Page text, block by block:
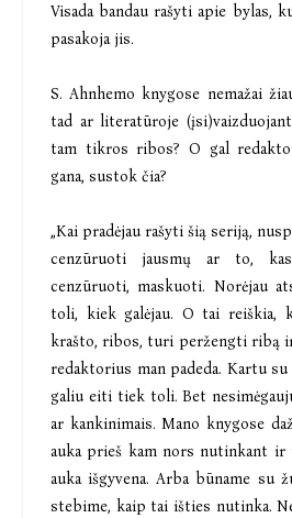
Visada bandau rašyti apie bylas,
pasakoja jis.
S. Ahnhemo knygose nemažai
tad ar literatūroje
tam tikros ribos? O gal
gana, sustok čia?
„Kai pradėjau rašyti šią seriją,
cenzūruoti jausmų ar to,
cenzūruoti, maskuoti. Norėjau
toli, kiek galėjau. O tai
krašto, ribos, turi peržengti ribą
redaktorius man padeda. Kartu
galiu eiti tiek toli. Bet
ar kankinimais. Mano knygose
auka prieš kam nors nutinkant
auka išgyvena. Arba būname su
stebime, kaip tai išties nutinka.